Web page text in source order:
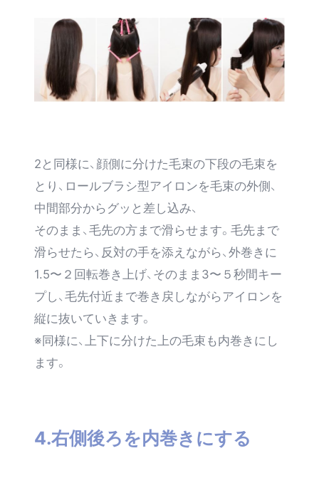
2と同様に、顔側に分けた毛束の下段の毛束を
とり、ロールブラシ型アイロンを毛束の外側、
中間部分からグッと差し込み、
そのまま、毛先の方まで滑らせます。毛先まで
滑らせたら、反対の手を添えながら、外巻きに
1.5〜２回転巻き上げ、そのまま3〜５秒間キー
プし、毛先付近まで巻き戻しながらアイロンを
縦に抜いていきます。
※同様に、上下に分けた上の毛束も内巻きにし
ます。
4.右側後ろを内巻きにする